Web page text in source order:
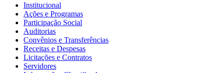
Institucional
Ações e Programas
Participação Social
Auditorias
Convênios e Transferências
Receitas e Despesas
Licitações e Contratos
Servidores